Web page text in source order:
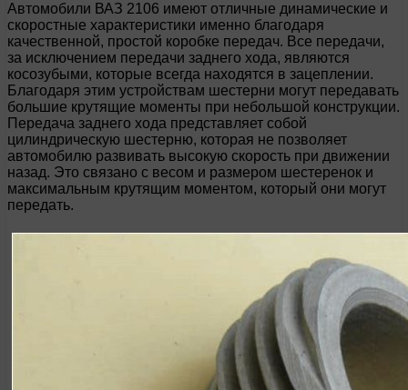
Автомобили ВАЗ 2106 имеют отличные динамические и
скоростные характеристики именно благодаря
качественной, простой коробке передач. Все передачи,
за исключением передачи заднего хода, являются
косозубыми, которые всегда находятся в зацеплении.
Благодаря этим устройствам шестерни могут передавать
большие крутящие моменты при небольшой конструкции.
Передача заднего хода представляет собой
цилиндрическую шестерню, которая не позволяет
автомобилю развивать высокую скорость при движении
назад. Это связано с весом и размером шестеренок и
максимальным крутящим моментом, который они могут
передать.